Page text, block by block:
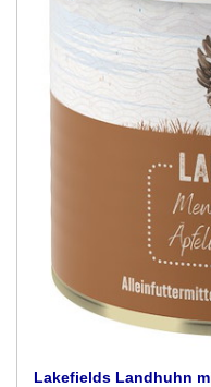
Lakefields Landhuhn